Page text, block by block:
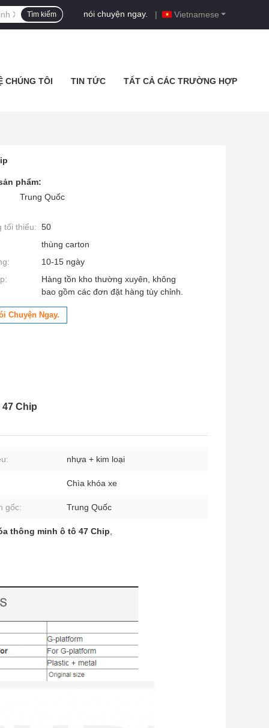
Vietnamese
nói chuyện ngay. |
Tìm kiếm
CHÚNG TÔI TIN TỨC TẤT CẢ CÁC TRƯỜNG HỢP
phẩm:
Trung Quốc
tối thiểu: 50
thùng carton
10-15 ngày
Hàng tồn kho thường xuyên, không
bao gồm các đơn đặt hàng tùy chỉnh.
Chuyện Ngay.
Chip
nhựa + kim loại
Chìa khóa xe
gốc: Trung Quốc
thông minh ô tô 47 Chip,